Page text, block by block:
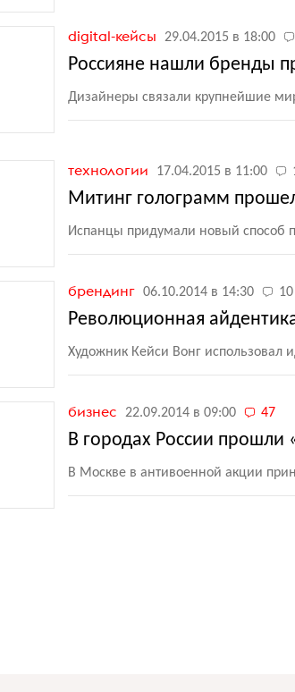
digital-кейсы 29.04.2015 в 18:00
Россияне нашли бренды
Дизайнеры связали крупнейшие
технологии 17.04.2015 в 11:00
Митинг голограмм
Испанцы придумали новый способ
брендинг 06.10.2014 в 14:30 10
Революционная
Художник Кейси Вонг использовал
бизнес 22.09.2014 в 09:00 47
В городах России
В Москве в антивоенной акции